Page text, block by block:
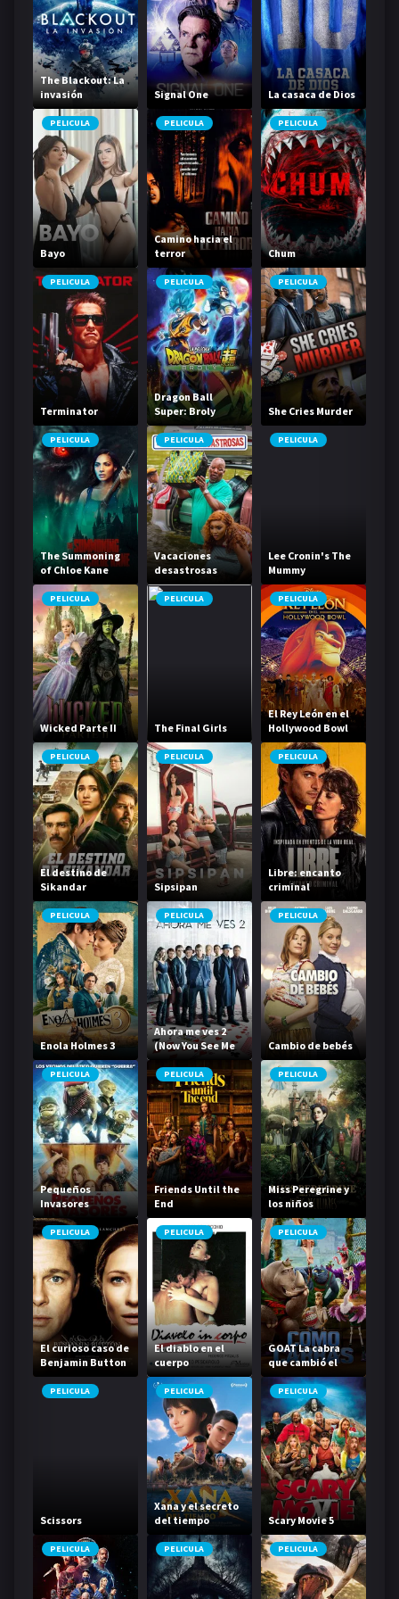
The Blackout: La
invasión
Signal One La casaca de Dios
PELICULA
Bayo
PELICULA
Camino hacia el
terror
PELICULA
Chum
PELICULA
Terminator
PELICULA
Dragon Ball
Super: Broly
PELICULA
She Cries Murder
PELICULA
The Summoning
of Chloe Kane
PELICULA
Vacaciones
desastrosas
PELICULA
Lee Cronin's The
Mummy
PELICULA
Wicked Parte II
PELICULA
The Final Girls
PELICULA
El Rey León en el
Hollywood Bowl
PELICULA
El destino de
Sikandar
PELICULA
Sipsipan
PELICULA
Libre: encanto
criminal
PELICULA
Enola Holmes 3
PELICULA
Ahora me ves 2
(Now You See Me
PELICULA
Cambio de bebés
PELICULA
Pequeños
Invasores
PELICULA
Friends Until the
End
PELICULA
Miss Peregrine y
los niños
peculiares
PELICULA
El curioso caso de
Benjamin Button
PELICULA
El diablo en el
cuerpo
PELICULA
GOAT La cabra
que cambió el
juego
PELICULA
Scissors
PELICULA
Xana y el secreto
del tiempo
PELICULA
Scary Movie 5
PELICULA PELICULA PELICULA